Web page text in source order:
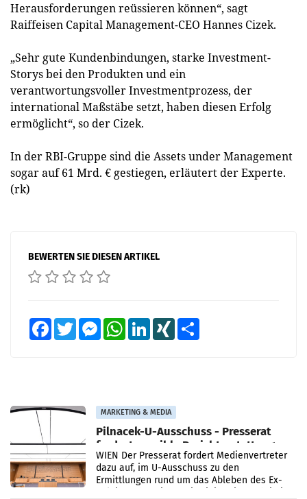
Herausforderungen reüssieren können“, sagt
Raiffeisen Capital Management-CEO Hannes Cizek.
„Sehr gute Kundenbindungen, starke Investment-
Storys bei den Produkten und ein
verantwortungsvoller Investmentprozess, der
international Maßstäbe setzt, haben diesen Erfolg
ermöglicht“, so der Cizek.
In der RBI-Gruppe sind die Assets under Management
sogar auf 61 Mrd. € gestiegen, erläutert der Experte.
(rk)
BEWERTEN SIE DIESEN ARTIKEL
FacebookTwitter MessengerWhatsAppLinkedInXING
MARKETING & MEDIA
Pilnacek-U-Ausschuss - Presserat
fordert sensible Berichterstattung
WIEN Der Presserat fordert Medienvertreter
dazu auf, im U-Ausschuss zu den
Ermittlungen rund um das Ableben des Ex-